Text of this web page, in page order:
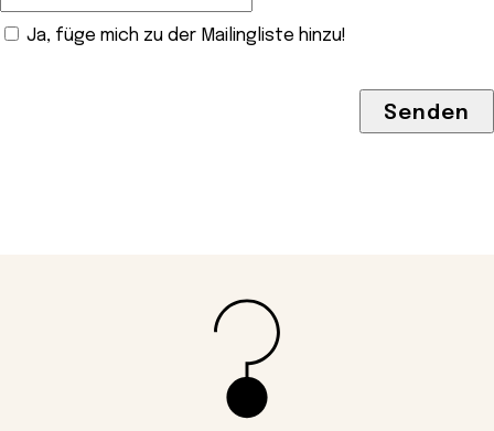
Ja, füge mich zu der Mailingliste hinzu!